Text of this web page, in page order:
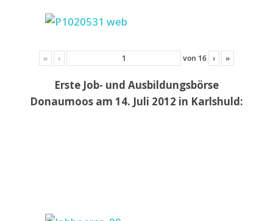
« ‹ von 16 › »
Erste Job- und Ausbildungsbörse
Donaumoos am 14. Juli 2012 in Karlshuld: